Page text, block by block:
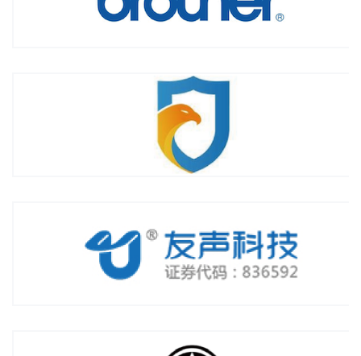
杭州橙鹰数据技术有限公司
杭州友声科技股份有限公司
上海汇众汽车制造有限公司